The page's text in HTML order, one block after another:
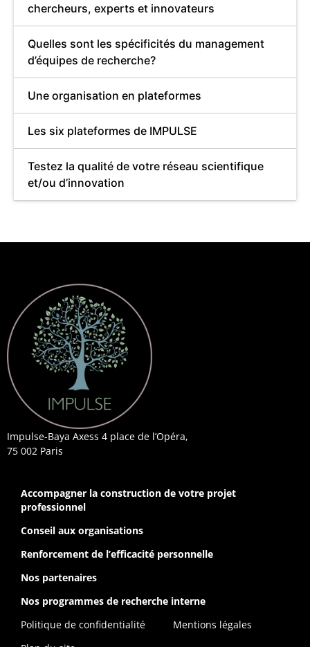
chercheurs, experts et innovateurs
Quelles sont les spécificités du management
d’équipes de recherche?
Une organisation en plateformes
Les six plateformes de IMPULSE
Testez la qualité de votre réseau scientifique
et/ou d’innovation
Impulse-Baya Axess 4 place de l’Opéra,
75 002 Paris
Accompagner la construction de votre projet
professionnel
Conseil aux organisations
Renforcement de l’efficacité personnelle
Nos partenaires
Nos programmes de recherche interne
Politique de confidentialité
Mentions légales